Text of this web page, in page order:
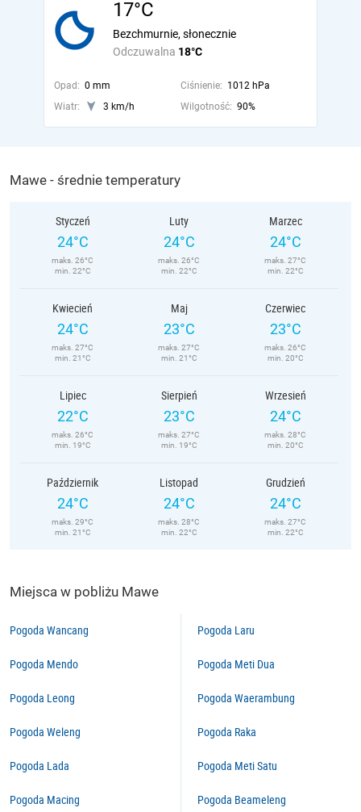
17°C
Odczuwalna 18°C
Bezchmurnie, słonecznie
Opad: 0 mm Ciśnienie: 1012 hPa
Wiatr:
3 km/h Wilgotność: 90%
Mawe - średnie temperatury
Styczeń
24°C
maks. 26°C
min. 22°C
Luty
24°C
maks. 26°C
min. 22°C
Marzec
24°C
maks. 27°C
min. 22°C
Kwiecień
24°C
maks. 27°C
min. 21°C
Maj
23°C
maks. 27°C
min. 21°C
Czerwiec
23°C
maks. 26°C
min. 20°C
Lipiec
22°C
maks. 26°C
min. 19°C
Sierpień
23°C
maks. 27°C
min. 19°C
Wrzesień
24°C
maks. 28°C
min. 20°C
Październik
24°C
maks. 29°C
min. 21°C
Listopad
24°C
maks. 28°C
min. 22°C
Grudzień
24°C
maks. 27°C
min. 22°C
Miejsca w pobliżu Mawe
Pogoda Wancang
Pogoda Mendo
Pogoda Leong
Pogoda Weleng
Pogoda Lada
Pogoda Macing
Pogoda Laru
Pogoda Meti Dua
Pogoda Waerambung
Pogoda Raka
Pogoda Meti Satu
Pogoda Beameleng